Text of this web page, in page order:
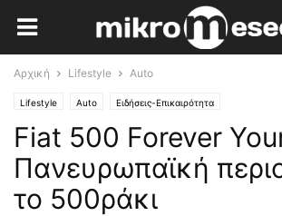
Αρχική Lifestyle Auto
Lifestyle Auto Ειδήσεις-Επικαιρότητα
Fiat 500 Forever
Πανευρωπαϊκή
το 500ράκι